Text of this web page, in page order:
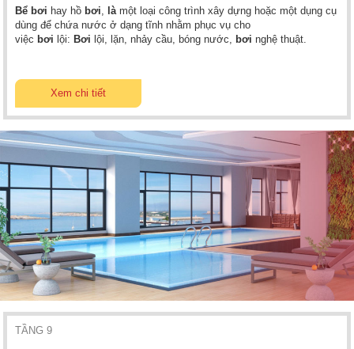
Bể bơi hay hồ bơi là một loại công trình xây dựng hoặc một dụng cụ
dùng để chứa nước ở dạng tĩnh nhằm phục vụ cho
việc bơi lội: Bơi lội, lặn, nhảy cầu, bóng nước, bơi nghệ thuật.
Xem chi tiết
TẦNG 9